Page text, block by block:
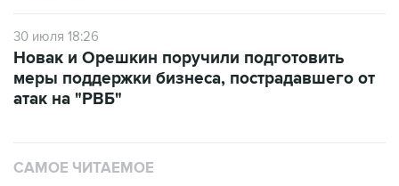
30 июля 18:26
Новак и Орешкин поручили подготовить
меры поддержки бизнеса, пострадавшего от
атак на "РВБ"
САМОЕ ЧИТАЕМОЕ